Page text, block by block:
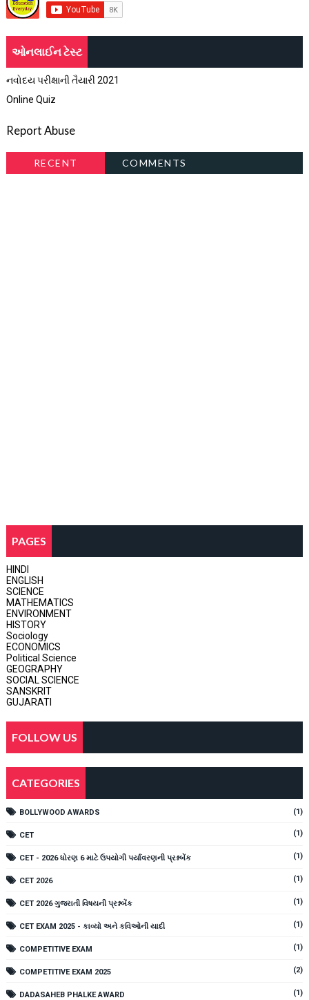
ઓનલાઈન ટેસ્ટ
નવોદય પરીક્ષાની તૈયારી 2021
Online Quiz
Report Abuse
RECENT COMMENTS
PAGES
HINDI
ENGLISH
SCIENCE
MATHEMATICS
ENVIRONMENT
HISTORY
Sociology
ECONOMICS
Political Science
GEOGRAPHY
SOCIAL SCIENCE
SANSKRIT
GUJARATI
FOLLOW US
CATEGORIES
BOLLYWOOD AWARDS (1)
CET (1)
CET - 2026 ધોરણ 6 માટે ઉપયોગી પર્યાવરણની પ્રશ્નબેંક (1)
CET 2026 (1)
CET 2026 ગુજરાતી વિષયની પ્રશ્નબેંક (1)
CET EXAM 2025 - કાવ્યો અને કવિઓની યાદી (1)
COMPETITIVE EXAM (1)
COMPETITIVE EXAM 2025 (2)
DADASAHEB PHALKE AWARD (1)